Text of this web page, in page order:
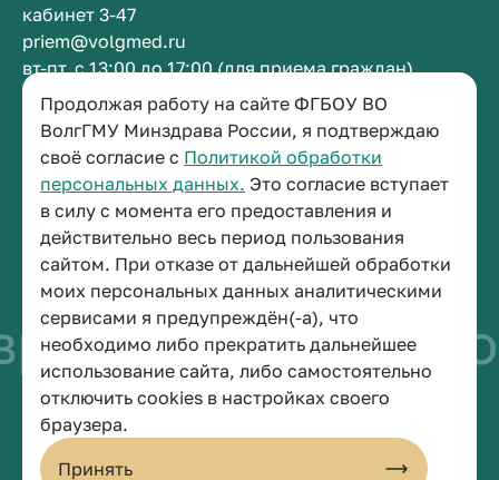
Продолжая работу на сайте ФГБОУ ВО
ВолгГМУ Минздрава России, я подтверждаю
своё согласие с Политикой обработки
персональных данных. Это согласие вступает
в силу с момента его предоставления и
действительно весь период пользования
сайтом. При отказе от дальнейшей обработки
моих персональных данных аналитическими
сервисами я предупреждён(-а), что
необходимо либо прекратить дальнейшее
использование сайта, либо самостоятельно
отключить cookies в настройках своего
браузера.
Принять
кабинет 3-47
priem@volgmed.ru
вт-пт, с 13:00 до 17:00 (для приема граждан)
Приемная ректора
+7 (8442) 38-50-05
г. Волгоград, площадь Павших Борцов, зд. 1,
кабинет 3-11
post@volgmed.ru
пн-пт, с 08.30 до 17.00 (перерыв с 12.30 до 13.00)
Искусство
© 2026 Волгоградский государственный медицинский университет
Политика конфиденциальности
Политика по обработке персональных данных